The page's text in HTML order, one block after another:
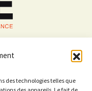
des technologies telles que